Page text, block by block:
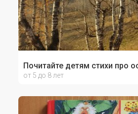
Почитайте детям стихи про
от 5 до 8 лет